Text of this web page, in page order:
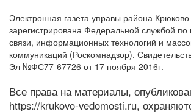
Электронная газета управы района
зарегистрирована Федеральной службой
связи, информационных технологий и
коммуникаций (Роскомнадзор).
Эл №ФС77-67726 от 17 ноября 2016г.
Все права на материалы,
https://krukovo-vedomosti.ru,